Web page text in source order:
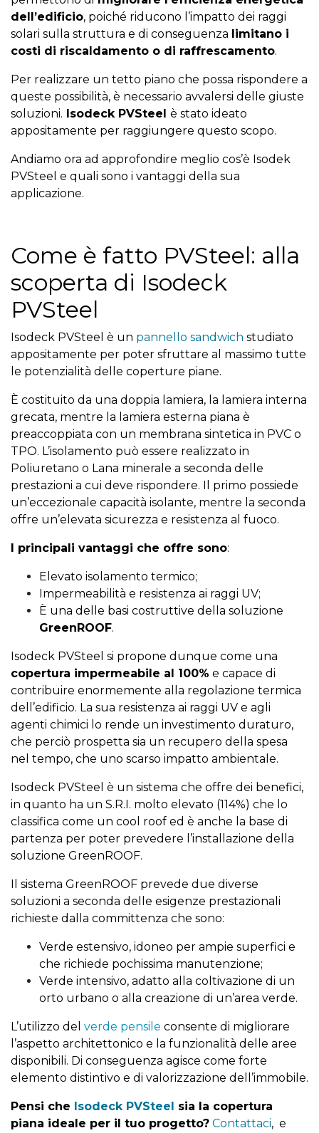
dell’edificio, poiché riducono l’impatto dei raggi
solari sulla struttura e di conseguenza limitano i
costi di riscaldamento o di raffrescamento.
Per realizzare un tetto piano che possa rispondere a
queste possibilità, è necessario avvalersi delle giuste
soluzioni. Isodeck PVSteel è stato ideato
appositamente per raggiungere questo scopo.
Andiamo ora ad approfondire meglio cos’è Isodek
PVSteel e quali sono i vantaggi della sua
applicazione.
Come è fatto PVSteel: alla
scoperta di Isodeck
PVSteel
Isodeck PVSteel è un pannello sandwich studiato
appositamente per poter sfruttare al massimo tutte
le potenzialità delle coperture piane.
È costituito da una doppia lamiera, la lamiera interna
grecata, mentre la lamiera esterna piana è
preaccoppiata con un membrana sintetica in PVC o
TPO. L’isolamento può essere realizzato in
Poliuretano o Lana minerale a seconda delle
prestazioni a cui deve rispondere. Il primo possiede
un’eccezionale capacità isolante, mentre la seconda
offre un’elevata sicurezza e resistenza al fuoco.
I principali vantaggi che offre sono:
Elevato isolamento termico;
Impermeabilità e resistenza ai raggi UV;
È una delle basi costruttive della soluzione
GreenROOF.
Isodeck PVSteel si propone dunque come una
copertura impermeabile al 100% e capace di
contribuire enormemente alla regolazione termica
dell’edificio. La sua resistenza ai raggi UV e agli
agenti chimici lo rende un investimento duraturo,
che perciò prospetta sia un recupero della spesa
nel tempo, che uno scarso impatto ambientale.
Isodeck PVSteel è un sistema che offre dei benefici,
in quanto ha un S.R.I. molto elevato (114%) che lo
classifica come un cool roof ed è anche la base di
partenza per poter prevedere l’installazione della
soluzione GreenROOF.
Il sistema GreenROOF prevede due diverse
soluzioni a seconda delle esigenze prestazionali
richieste dalla committenza che sono:
Verde estensivo, idoneo per ampie superfici e
che richiede pochissima manutenzione;
Verde intensivo, adatto alla coltivazione di un
orto urbano o alla creazione di un’area verde.
L’utilizzo del verde pensile consente di migliorare
l’aspetto architettonico e la funzionalità delle aree
disponibili. Di conseguenza agisce come forte
elemento distintivo e di valorizzazione dell’immobile.
Pensi che Isodeck PVSteel sia la copertura
piana ideale per il tuo progetto? Contattaci, e